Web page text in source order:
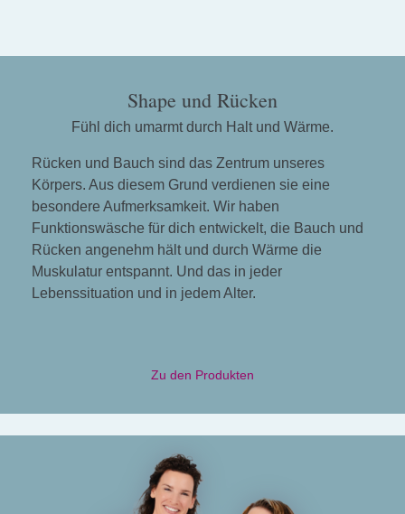
Shape und Rücken
Fühl dich umarmt durch Halt und Wärme.
Rücken und Bauch sind das Zentrum unseres
Körpers. Aus diesem Grund verdienen sie eine
besondere Aufmerksamkeit. Wir haben
Funktionswäsche für dich entwickelt, die Bauch und
Rücken angenehm hält und durch Wärme die
Muskulatur entspannt. Und das in jeder
Lebenssituation und in jedem Alter.
Zu den Produkten